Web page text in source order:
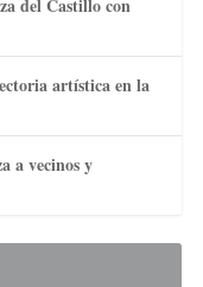
del Castillo con
artística en la
a vecinos y